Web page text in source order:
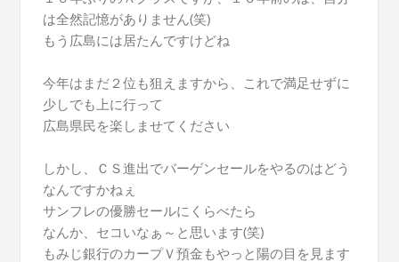
は全然記憶がありません(笑)
もう広島には居たんですけどね
今年はまだ２位も狙えますから、これで満足せずに
少しでも上に行って
広島県民を楽しませてください
しかし、ＣＳ進出でバーゲンセールをやるのはどう
なんですかねぇ
サンフレの優勝セールにくらべたら
なんか、セコいなぁ～と思います(笑)
もみじ銀行のカープＶ預金もやっと陽の目を見ます